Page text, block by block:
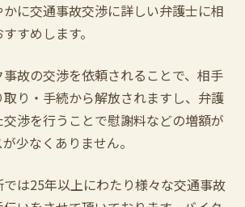
に交通事故交渉に詳しい弁護士に相
すめします。
故の交渉を依頼されることで、相手
り・手続から解放されますし、弁護
渉を行うことで慰謝料などの増額が
少なくありません。
は25年以上にわたり様々な交通事故